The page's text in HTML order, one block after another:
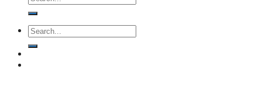
kiếm:
Tìm
kiếm: